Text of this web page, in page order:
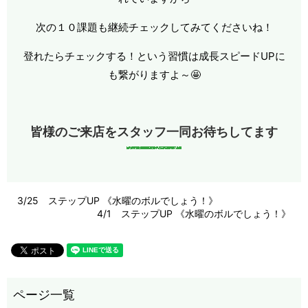
次の１０課題も継続チェックしてみてくださいね！
登れたらチェックする！という習慣は成長スピードUPに
も繋がりますよ～🤩
皆様のご来店をスタッフ一同お待ちしてます
3/25 ステップUP 《水曜のボルでしょう！》
4/1 ステップUP 《水曜のボルでしょう！》